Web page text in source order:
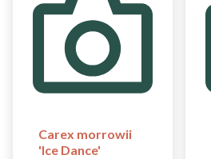
Carex morrowii
'Ice Dance'